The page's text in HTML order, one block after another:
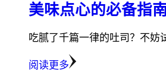
美味点心的必备指
吃腻了千篇一律的吐司？不
阅读更多